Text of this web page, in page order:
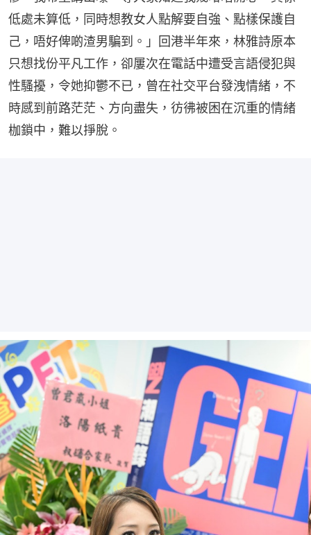
低處未算低，同時想教女人點解要自強、點樣保護自
己，唔好俾啲渣男騙到。」回港半年來，林雅詩原本
只想找份平凡工作，卻屢次在電話中遭受言語侵犯與
性騷擾，令她抑鬱不已，曾在社交平台發洩情緒，不
時感到前路茫茫、方向盡失，彷彿被困在沉重的情緒
枷鎖中，難以掙脫。